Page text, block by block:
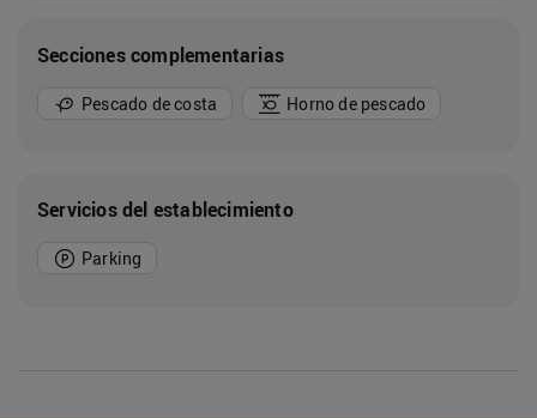
Secciones complementarias
Pescado de costa Horno de pescado
Servicios del establecimiento
Parking